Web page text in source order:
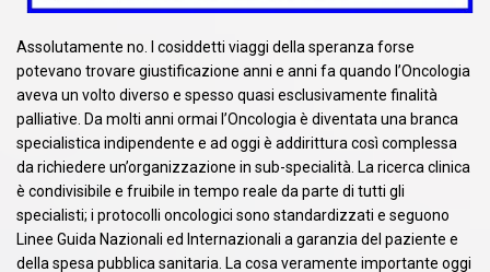
Assolutamente no. I cosiddetti viaggi della speranza forse
potevano trovare giustificazione anni e anni fa quando l’Oncologia
aveva un volto diverso e spesso quasi esclusivamente finalità
palliative. Da molti anni ormai l’Oncologia è diventata una branca
specialistica indipendente e ad oggi è addirittura così complessa
da richiedere un’organizzazione in sub-specialità. La ricerca clinica
è condivisibile e fruibile in tempo reale da parte di tutti gli
specialisti; i protocolli oncologici sono standardizzati e seguono
Linee Guida Nazionali ed Internazionali a garanzia del paziente e
della spesa pubblica sanitaria. La cosa veramente importante oggi